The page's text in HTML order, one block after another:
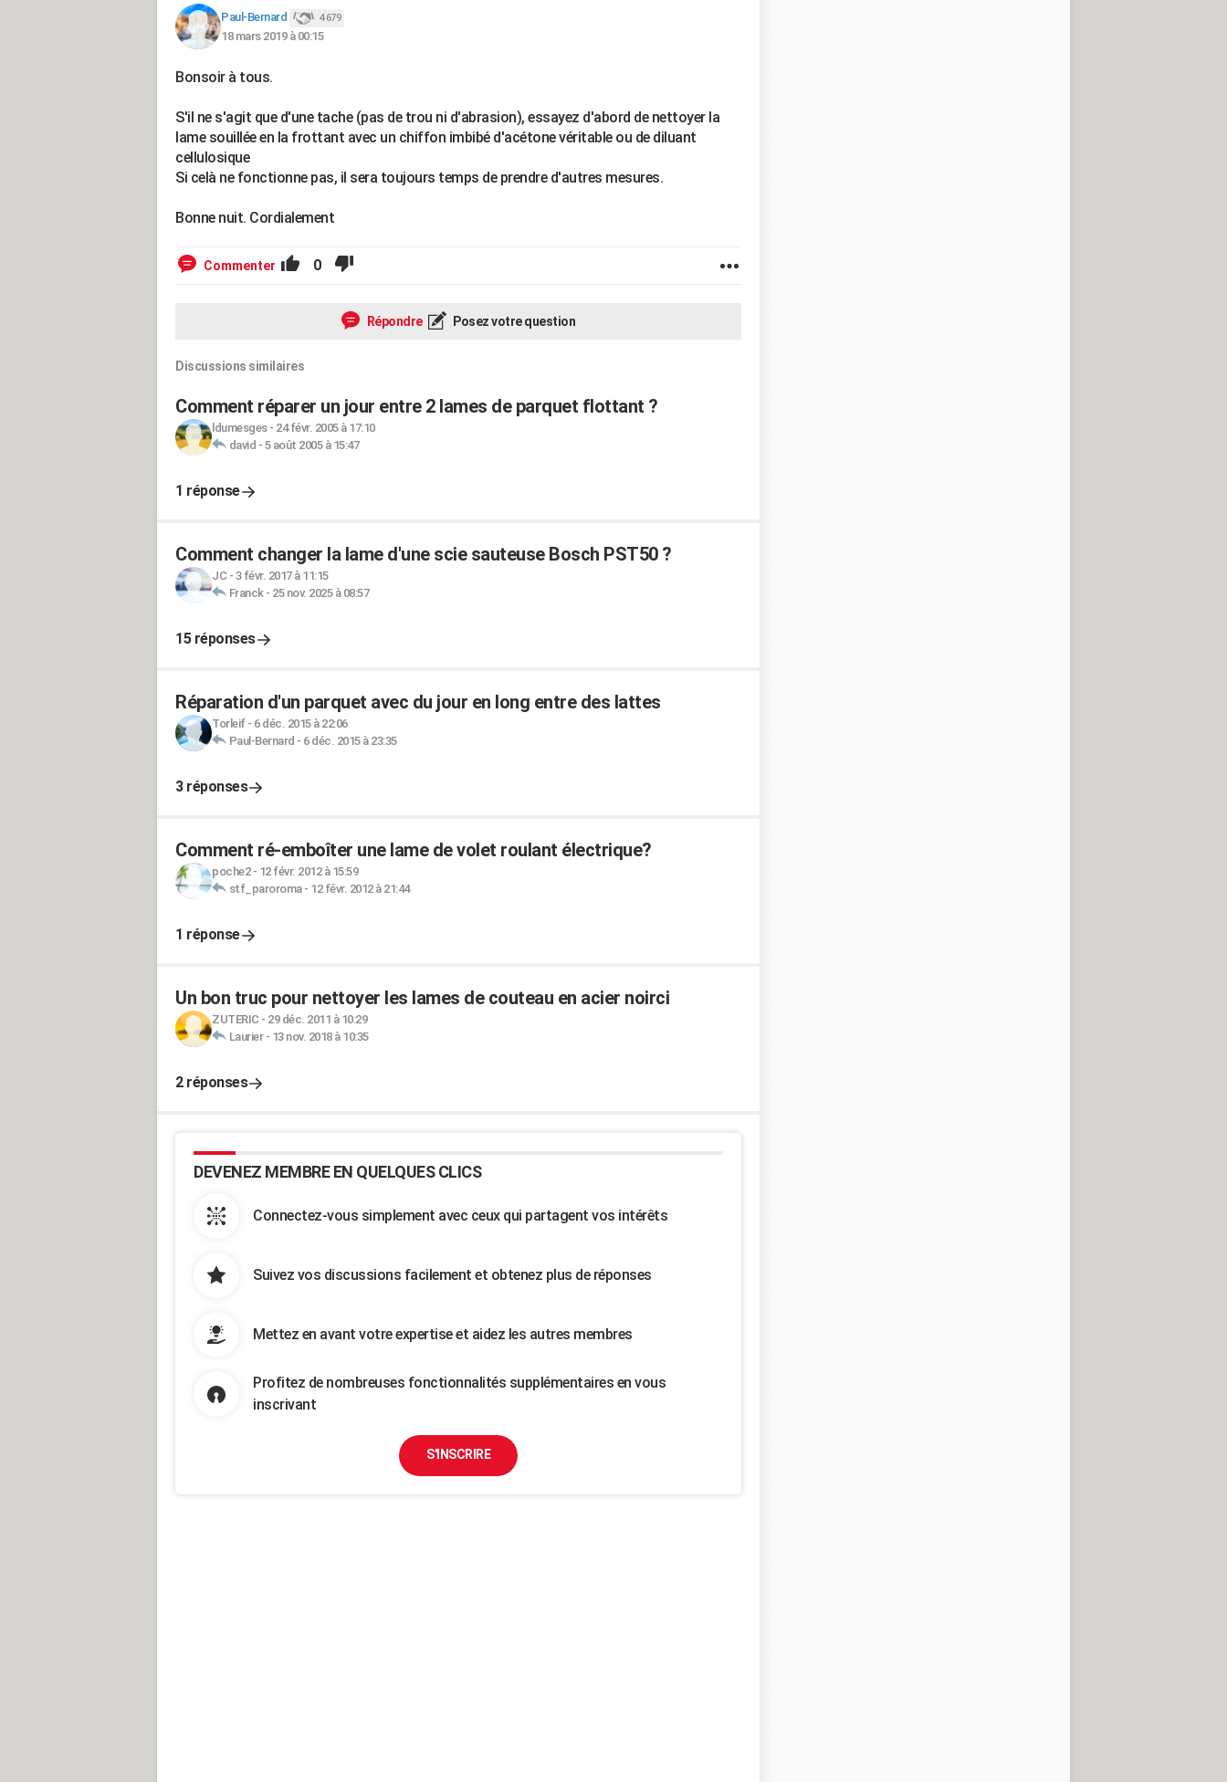
Paul-Bernard 4 679
18 mars 2019 à 00:15
Bonsoir à tous.
S'il ne s'agit que d'une tache (pas de trou ni d'abrasion), essayez d'abord de nettoyer la
lame souillée en la frottant avec un chiffon imbibé d'acétone véritable ou de diluant
cellulosique
Si celà ne fonctionne pas, il sera toujours temps de prendre d'autres mesures.
Bonne nuit. Cordialement
Commenter 0
Répondre Posez votre question
Discussions similaires
Comment réparer un jour entre 2 lames de parquet flottant ?
ldumesges- 24 févr. 2005 à 17:10
david - 5 août 2005 à 15:47
1 réponse
Comment changer la lame d'une scie sauteuse Bosch PST50 ?
JC - 3 févr. 2017 à 11:15
Franck- 25 nov. 2025 à 08:57
15 réponses
Réparation d'un parquet avec du jour en long entre des lattes
Torleif- 6 déc. 2015 à 22:06
Paul-Bernard - 6 déc. 2015 à 23:35
3 réponses
Comment ré-emboîter une lame de volet roulant électrique?
poche2- 12 févr. 2012 à 15:59
stf_paroroma- 12 févr. 2012 à 21:44
1 réponse
Un bon truc pour nettoyer les lames de couteau en acier noirci
ZUTERIC - 29 déc. 2011 à 10:29
Laurier- 13 nov. 2018 à 10:35
2 réponses
DEVENEZ MEMBRE EN QUELQUES CLICS
Connectez-vous simplement avec ceux qui partagent vos intérêts
Suivez vos discussions facilement et obtenez plus de réponses
Mettez en avant votre expertise et aidez les autres membres
Profitez de nombreuses fonctionnalités supplémentaires en vous
inscrivant
S'INSCRIRE